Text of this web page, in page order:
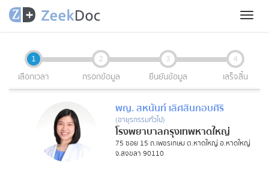
1
เลือกเวลา
2
กรอกข้อมูล
3
ยืนยันข้อมูล
4
เสร็จสิ้น
พญ. สหนันท์ เลิศสินกอบศิริ
(อายุรกรรมทั่วไป)
โรงพยาบาลกรุงเทพหาดใหญ่
75 ซอย 15 ถ.เพชรเกษม ต.หาดใหญ่ อ.หาดใหญ่
จ.สงขลา 90110